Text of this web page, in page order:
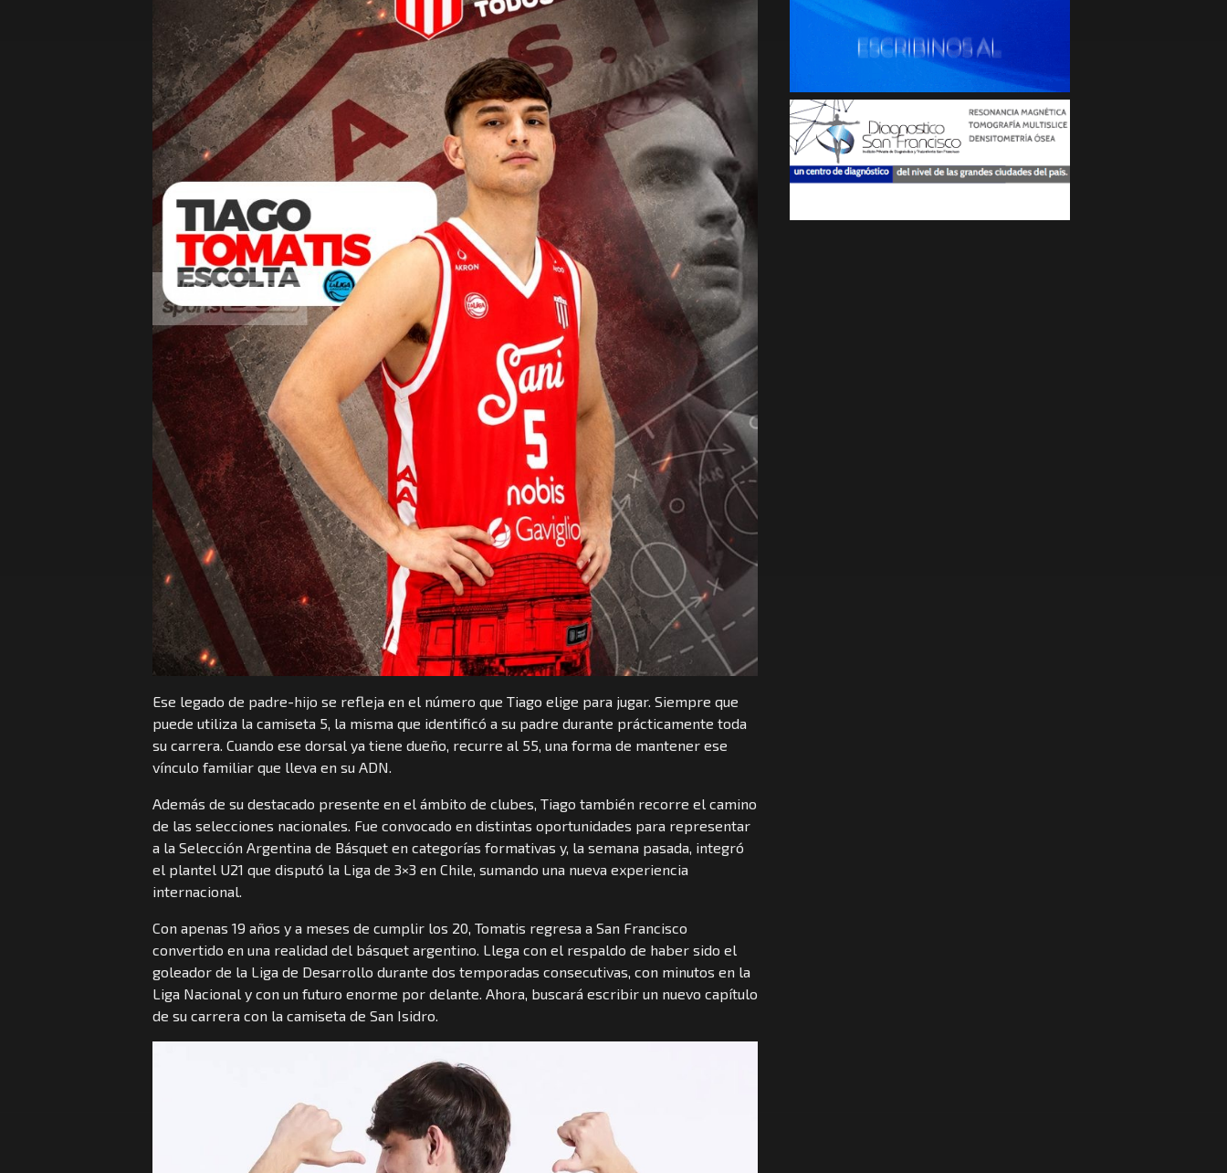
Ese legado de padre-hijo se refleja en el número que Tiago elige para jugar. Siempre que
puede utiliza la camiseta 5, la misma que identificó a su padre durante prácticamente toda
su carrera. Cuando ese dorsal ya tiene dueño, recurre al 55, una forma de mantener ese
vínculo familiar que lleva en su ADN.
Además de su destacado presente en el ámbito de clubes, Tiago también recorre el camino
de las selecciones nacionales. Fue convocado en distintas oportunidades para representar
a la Selección Argentina de Básquet en categorías formativas y, la semana pasada, integró
el plantel U21 que disputó la Liga de 3×3 en Chile, sumando una nueva experiencia
internacional.
Con apenas 19 años y a meses de cumplir los 20, Tomatis regresa a San Francisco
convertido en una realidad del básquet argentino. Llega con el respaldo de haber sido el
goleador de la Liga de Desarrollo durante dos temporadas consecutivas, con minutos en la
Liga Nacional y con un futuro enorme por delante. Ahora, buscará escribir un nuevo capítulo
de su carrera con la camiseta de San Isidro.